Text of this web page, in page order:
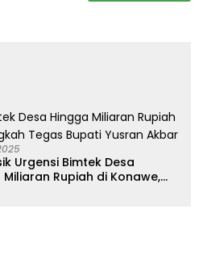
Urgensi Bimtek Desa
Miliaran Rupiah di Konawe,